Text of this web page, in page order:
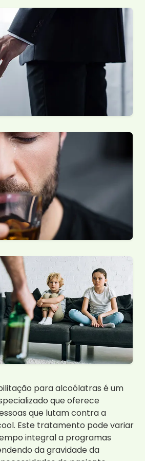
para alcoólatras é um
que oferece
que lutam contra a
Este tratamento pode variar
integral a programas
da gravidade da